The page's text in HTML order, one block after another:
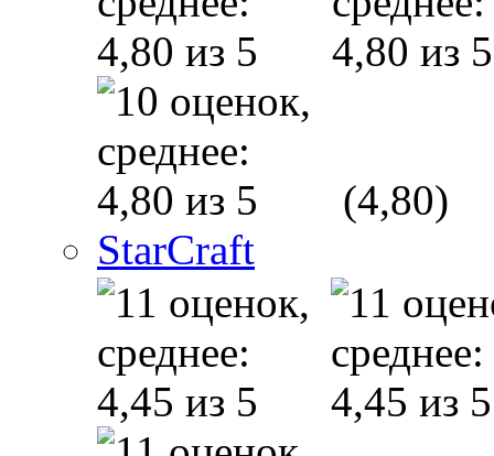
(4,80)
StarCraft